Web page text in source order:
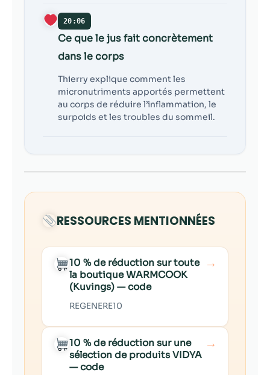
20:06
Ce que le jus fait concrètement
dans le corps
Thierry explique comment les
micronutriments apportés permettent
au corps de réduire l’inflammation, le
surpoids et les troubles du sommeil.
RESSOURCES MENTIONNÉES
10 % de réduction sur toute
la boutique WARMCOOK
(Kuvings) — code
REGENERE10
→
10 % de réduction sur une
sélection de produits VIDYA
— code
→